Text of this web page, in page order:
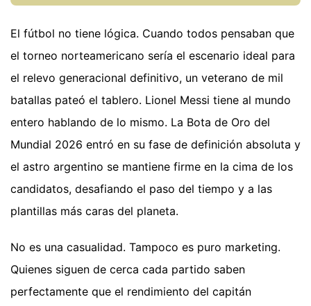
El fútbol no tiene lógica. Cuando todos pensaban que
el torneo norteamericano sería el escenario ideal para
el relevo generacional definitivo, un veterano de mil
batallas pateó el tablero. Lionel Messi tiene al mundo
entero hablando de lo mismo. La Bota de Oro del
Mundial 2026 entró en su fase de definición absoluta y
el astro argentino se mantiene firme en la cima de los
candidatos, desafiando el paso del tiempo y a las
plantillas más caras del planeta.
No es una casualidad. Tampoco es puro marketing.
Quienes siguen de cerca cada partido saben
perfectamente que el rendimiento del capitán